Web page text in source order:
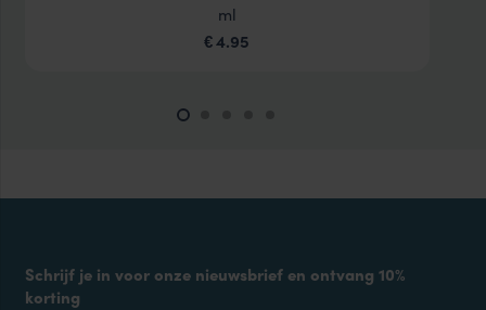
ml
€4.95
Schrijf je in voor onze nieuwsbrief en ontvang 10%
korting